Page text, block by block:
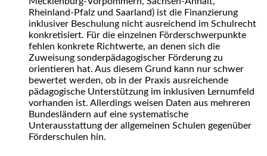
Rheinland-Pfalz und Saarland) ist die Finanzierung
inklusiver Beschulung nicht ausreichend im Schulrecht
konkretisiert. Für die einzelnen Förderschwerpunkte
fehlen konkrete Richtwerte, an denen sich die
Zuweisung sonderpädagogischer Förderung zu
orientieren hat. Aus diesem Grund kann nur schwer
bewertet werden, ob in der Praxis ausreichende
pädagogische Unterstützung im inklusiven Lernumfeld
vorhanden ist. Allerdings weisen Daten aus mehreren
Bundesländern auf eine systematische
Unterausstattung der allgemeinen Schulen gegenüber
Förderschulen hin.